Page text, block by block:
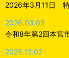
2026年3月11日
2026.03.05
令和8年第2回本宮
2025.12.02